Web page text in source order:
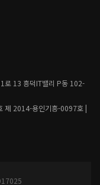
로 13 흥덕IT밸리 P동 102-
제 2014-용인기흥-0097호 |